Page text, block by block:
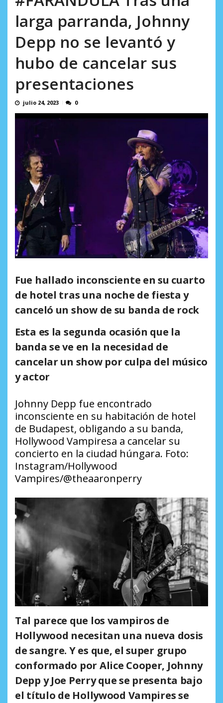
larga parranda, Johnny
Depp no se levantó y
hubo de cancelar sus
presentaciones
julio 24, 2023 0
Fue hallado inconsciente en su cuarto
de hotel tras una noche de fiesta y
canceló un show de su banda de rock
Esta es la segunda ocasión que la
banda se ve en la necesidad de
cancelar un show por culpa del músico
y actor
Johnny Depp fue encontrado
inconsciente en su habitación de hotel
de Budapest, obligando a su banda,
Hollywood Vampiresa a cancelar su
concierto en la ciudad húngara. Foto:
Instagram/Hollywood
Vampires/@theaaronperry
Tal parece que los vampiros de
Hollywood necesitan una nueva dosis
de sangre. Y es que, el super grupo
conformado por Alice Cooper, Johnny
Depp y Joe Perryque se presenta bajo
el título de Hollywood Vampiresse